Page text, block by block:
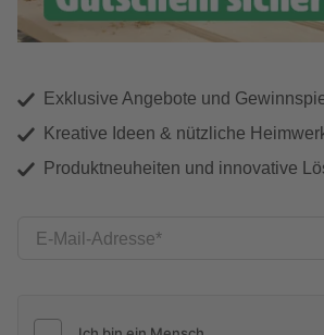
Exklusive Angebote und
Kreative Ideen & nützliche
Produktneuheiten und innovative
E-Mail-Adresse